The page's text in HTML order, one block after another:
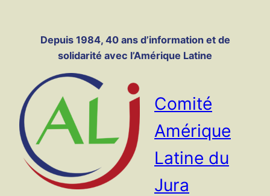
contenuDepuis 1984, 40 ans d’information et de
solidarité avec l’Amérique Latine
Comité
Amérique
Latine du
Jura